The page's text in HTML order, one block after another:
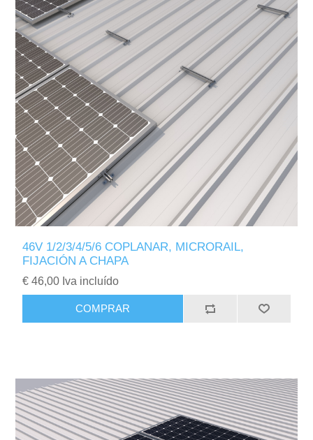
46V 1/2/3/4/5/6 COPLANAR, MICRORAIL,
FIJACIÓN A CHAPA
€ 46,00 Iva incluído